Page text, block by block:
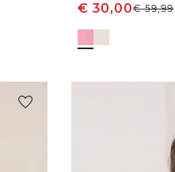
€ 30,00€59,99